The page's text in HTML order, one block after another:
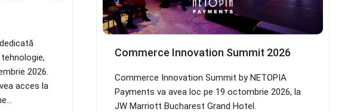
2026.
acces la
Commerce Innovation Summit 2026
Commerce Innovation Summit by NETOPIA
Payments va avea loc pe 19 octombrie 2026, la
JW Marriott Bucharest Grand Hotel.